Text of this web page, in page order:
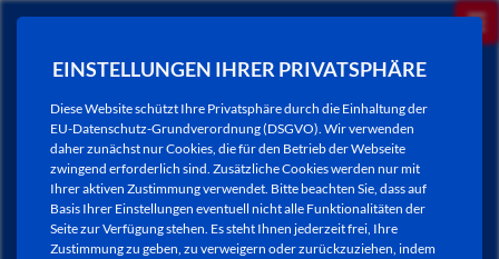
EINSTELLUNGEN IHRER PRIVATSPHÄRE
Diese Website schützt Ihre Privatsphäre durch die Einhaltung der
EU-Datenschutz-Grundverordnung (DSGVO). Wir verwenden
daher zunächst nur Cookies, die für den Betrieb der Webseite
zwingend erforderlich sind. Zusätzliche Cookies werden nur mit
Ihrer aktiven Zustimmung verwendet. Bitte beachten Sie, dass auf
Basis Ihrer Einstellungen eventuell nicht alle Funktionalitäten der
Seite zur Verfügung stehen. Es steht Ihnen jederzeit frei, Ihre
Zustimmung zu geben, zu verweigern oder zurückzuziehen, indem